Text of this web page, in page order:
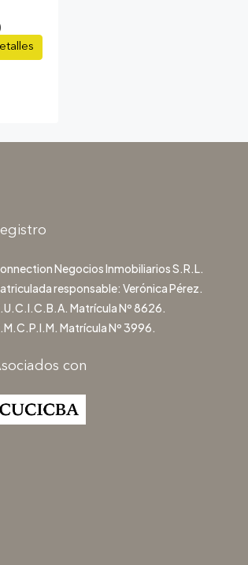
Negocios Inmobiliarios S.R.L.
responsable: Verónica Pérez.
Matrícula Nº 8626.
Matrícula Nº 3996.
con